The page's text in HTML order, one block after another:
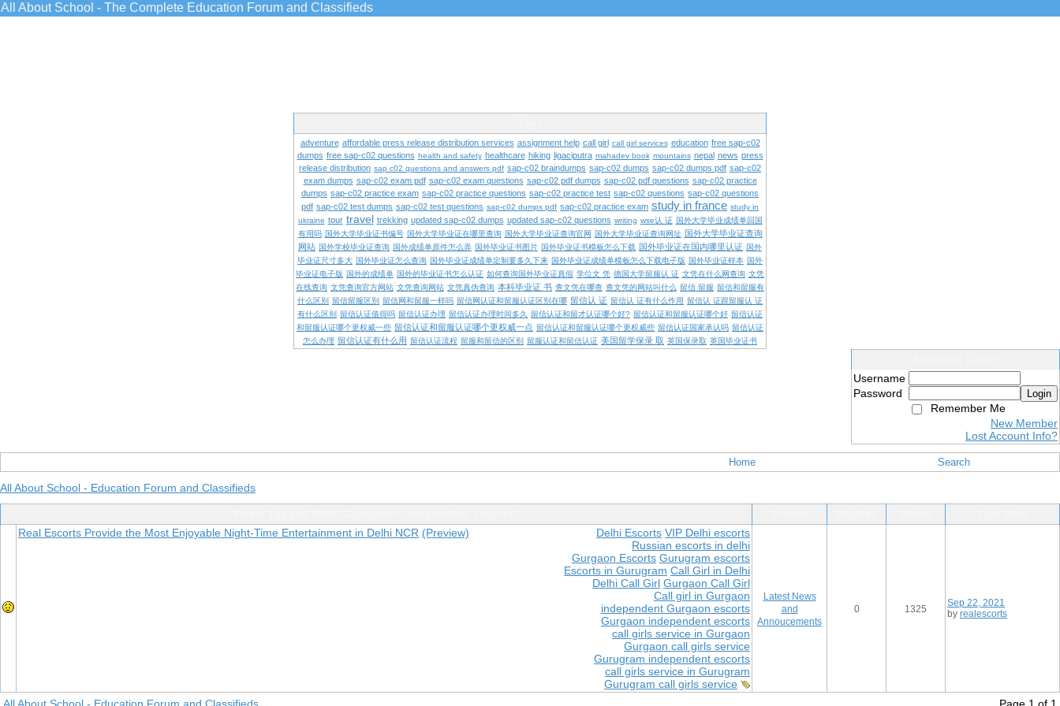
All About School - The Complete Education Forum and Classifieds
adventure affordable press release distribution services assignment help call girl call girl services education free sap-c02
dumps free sap-c02 questions health and safety healthcare hiking ligaciputra mahadev book mountains nepal news press
release distribution sap c02 questions and answers pdf sap-c02 braindumps sap-c02 dumps sap-c02 dumps pdf sap-c02
exam dumps sap-c02 exam pdf sap-c02 exam questions sap-c02 pdf dumps sap-c02 pdf questions sap-c02 practice
dumps sap-c02 practice exam sap-c02 practice questions sap-c02 practice test sap-c02 questions sap-c02 questions
pdf sap-c02 test dumps sap-c02 test questions sap-c02 dumps pdf sap-c02 practice exam study in france study in
ukraine tour travel trekking updated sap-c02 dumps updated sap-c02 questions writing wse认 证 国外大学毕业成绩单回国
有用吗 国外大学毕业证书编号 国外大学毕业证在哪里查询 国外大学毕业证查询官网 国外大学毕业证查询网址 国外大学毕业证查询
网站 国外学校毕业证查询 国外成绩单原件怎么弄 国外毕业证书图片 国外毕业证书模板怎么下载 国外毕业证在国内哪里认证 国外
毕业证尺寸多大 国外毕业证怎么查询 国外毕业证成绩单定制要多久下来 国外毕业证成绩单模板怎么下载电子版 国外毕业证样本 国外
毕业证电子版 国外的成绩单 国外的毕业证书怎么认证 如何查询国外毕业证真假 学位文 凭 德国大学留服认 证 文凭在什么网查询 文凭
在线查询 文凭查询官方网站 文凭查询网站 文凭真伪查询 本科毕业证 书 查文凭在哪查 查文凭的网站叫什么 留信 留服 留信和留服有
什么区别 留信留服区别 留信网和留服一样吗 留信网认证和留服认证区别在哪 留信认 证 留信认 证有什么作用 留信认 证跟留服认 证
有什么区别 留信认证值得吗 留信认证办理 留信认证办理时间多久 留信认证和留才认证哪个好? 留信认证和留服认证哪个好 留信认证
和留服认证哪个更权威一些 留信认证和留服认证哪个更权威一点 留信认证和留服认证哪个更权威些 留信认证国家承认吗 留信认证
怎么办理 留信认证有什么用 留信认证流程 留服和留信的区别 留服认证和留信认证 美国留学保录 取 英国保录取 英国毕业证书
Username
Password
Login
Remember Me
New Member
Lost Account Info?
Home Search
All About School - Education Forum and Classifieds
Delhi Escorts VIP Delhi escorts
Russian escorts in delhi
Gurgaon Escorts Gurugram escorts
Escorts in Gurugram Call Girl in Delhi
Delhi Call Girl Gurgaon Call Girl
Call girl in Gurgaon
independent Gurgaon escorts
Gurgaon independent escorts
call girls service in Gurgaon
Gurgaon call girls service
Gurugram independent escorts
call girls service in Gurugram
Gurugram call girls service
Real Escorts Provide the Most Enjoyable Night-Time Entertainment in Delhi NCR (Preview)
Latest News
and
Annoucements
0 1325
Sep 22, 2021
by realescorts